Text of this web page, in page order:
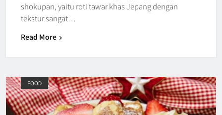
shokupan, yaitu roti tawar khas Jepang dengan
tekstur sangat…
Read More
FOOD